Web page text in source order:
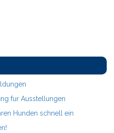
fur Ausstellungen
Hunden schnell ein